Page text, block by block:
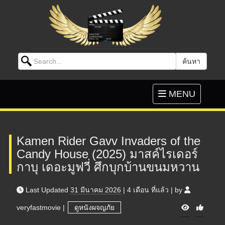
Search for: ค้นหา
Toggle
navigation
MENU
Kamen Rider Gavv Invaders of the
Candy House (2025) มาสค์ไรเดอร์
กาบุ เดอะมูฟวี่ ศึกบุกบ้านขนมหวาน
Last Updated 31 มีนาคม 2026 | 4 เดือน ที่แล้ว | by
veryfastmovie | ดูหนังผจญภัย V